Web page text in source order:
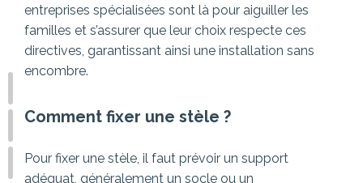
entreprises spécialisées sont là pour aiguiller les
familles et s’assurer que leur choix respecte ces
directives, garantissant ainsi une installation sans
encombre.
Comment fixer une stèle ?
Pour fixer une stèle, il faut prévoir un support
adéquat, généralement un socle ou un